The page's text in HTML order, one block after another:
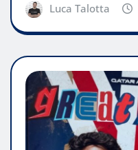
Luca Talotta